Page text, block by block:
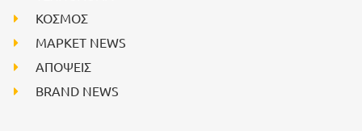
ΚΟΣΜΟΣ
ΜΑΡΚΕΤ NEWS
ΑΠΟΨΕΙΣ
BRAND NEWS